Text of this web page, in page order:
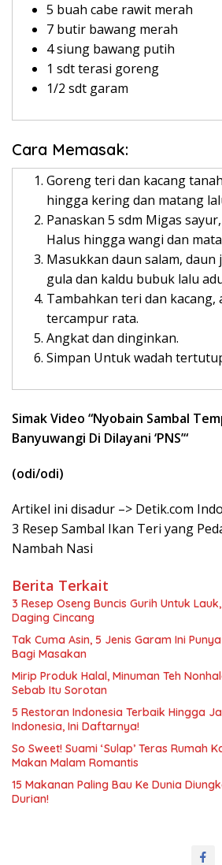
5 buah cabe rawit merah
7 butir bawang merah
4 siung bawang putih
1 sdt terasi goreng
1/2 sdt garam
Cara Memasak:
Goreng teri dan kacang
hingga kering dan matang
Panaskan 5 sdm Migas
Halus hingga wangi dan
Masukkan daun salam, daun
gula dan kaldu bubuk lalu
Tambahkan teri dan kacang,
tercampur rata.
Angkat dan dinginkan.
Simpan Untuk wadah
Simak Video “Nyobain Sambal
Banyuwangi Di Dilayani ‘PNS’“
(odi/odi)
Artikel ini disadur –> Detik.com
3 Resep Sambal Ikan Teri yang
Nambah Nasi
Berita Terkait
3 Resep Oseng Buncis Gurih Untuk
Daging Cincang
Tak Cuma Asin, 5 Jenis Garam Ini
Bagi Masakan
Mirip Produk Halal, Minuman Teh
Sebab Itu Sorotan
5 Restoran Indonesia Terbaik Hingga
Indonesia, Ini Daftarnya!
So Sweet! Suami ‘Sulap’ Teras Rumah
Makan Malam Romantis
15 Makanan Paling Bau Ke Dunia
Durian!